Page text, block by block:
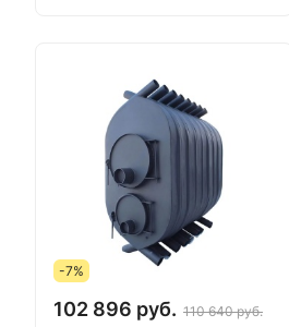
-7%
102 896 руб. 110 640 руб.